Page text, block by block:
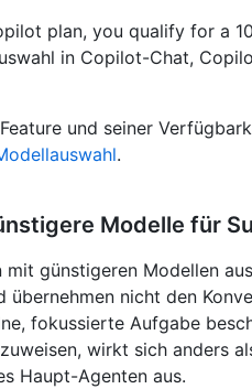
plan, you qualify for a
in Copilot-Chat,
und seiner
.
Modelle für
mit günstigeren Modellen
übernehmen nicht den
fokussierte Aufgabe
wirkt sich anders
Haupt-Agenten aus.